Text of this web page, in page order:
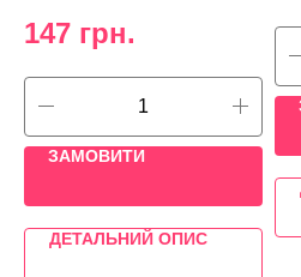
147 грн.
ЗАМОВИТИ
ДЕТАЛЬНИЙ ОПИС